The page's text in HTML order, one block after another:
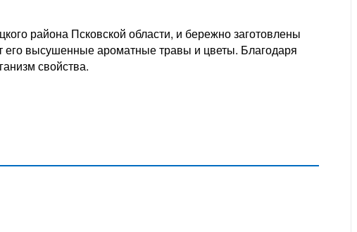
района Псковской области, и бережно заготовлены
высушенные ароматные травы и цветы. Благодаря
свойства.